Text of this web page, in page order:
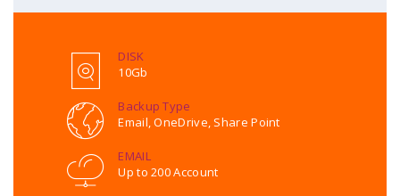
DISK
10Gb
Backup Type
Email, OneDrive, Share Point
EMAIL
Up to 200 Account